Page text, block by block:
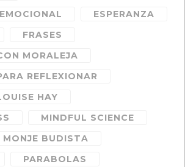
ESPERANZA
FRASES
MORALEJA
REFLEXIONAR
HAY
MINDFUL SCIENCE
MONJE BUDISTA
PARABOLAS